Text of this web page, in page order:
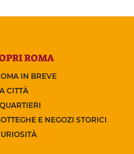
ROMA
IN BREVE
CITTÀ
E NEGOZI STORICI